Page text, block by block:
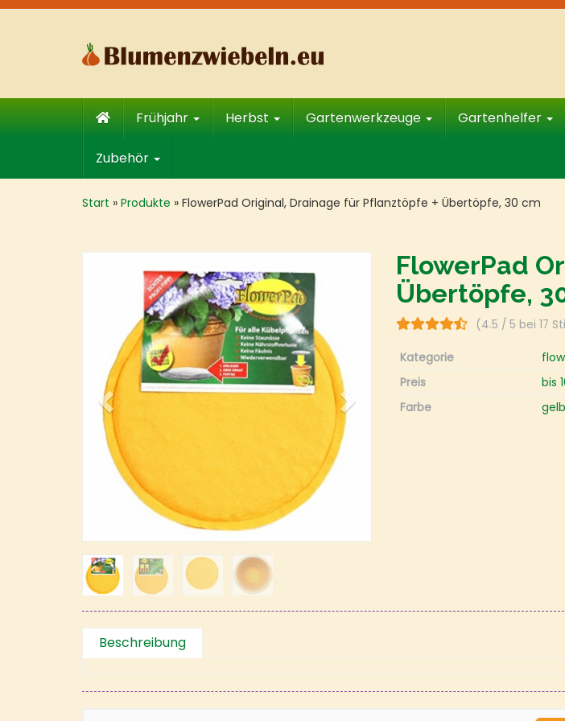
Skip
Frühjahr Herbst Gartenwerkzeuge Gartenhelfer
Zubehör
Start » Produkte » FlowerPad Original, Drainage für Pflanztöpfe + Übertöpfe, 30 cm
FlowerPad
Übertöpfe,
(4.5 / 5 bei 17
Kategorie
Preis
bis
Farbe
gelb
Beschreibung